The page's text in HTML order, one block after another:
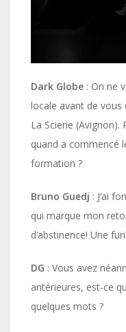
Dark Globe : On ne
locale avant de
La Scierie
quand a commencé
formation ?
Bruno Guedj : J‘ai
qui marque mon
d’abstinence! Une
DG : Vous avez
antérieures, est-ce
quelques mots ?